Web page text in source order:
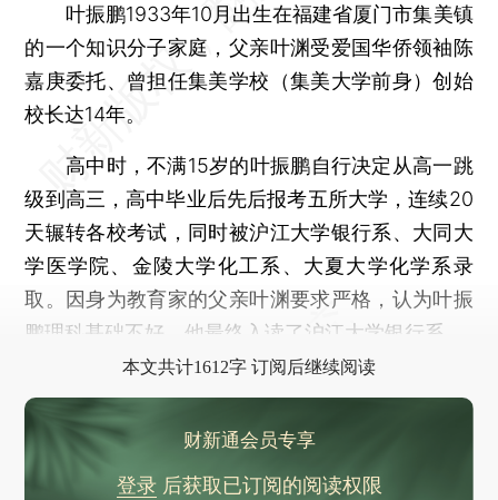
叶振鹏1933年10月出生在福建省厦门市集美镇
的一个知识分子家庭，父亲叶渊受爱国华侨领袖陈
嘉庚委托、曾担任集美学校（集美大学前身）创始
校长达14年。
高中时，不满15岁的叶振鹏自行决定从高一跳
级到高三，高中毕业后先后报考五所大学，连续20
天辗转各校考试，同时被沪江大学银行系、大同大
学医学院、金陵大学化工系、大夏大学化学系录
取。因身为教育家的父亲叶渊要求严格，认为叶振
鹏理科基础不好，他最终入读了沪江大学银行系。
本文共计1612字 订阅后继续阅读
财新通会员专享
登录后获取已订阅的阅读权限